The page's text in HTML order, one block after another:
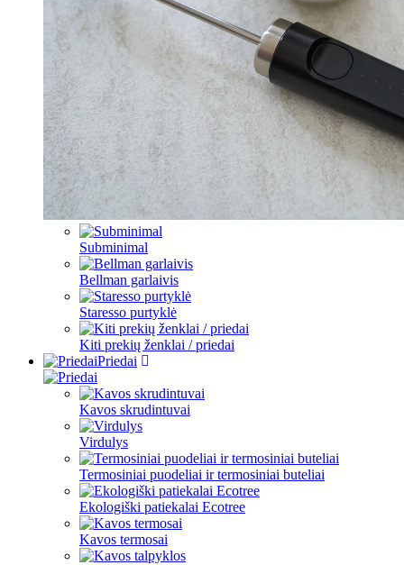
Subminimal
Bellman garlaivis
Staresso purtyklė
Kiti prekių ženklai / priedai
Priedai
Kavos skrudintuvai
Virdulys
Termosiniai puodeliai ir termosiniai buteliai
Ekologiški patiekalai Ecotree
Kavos termosai